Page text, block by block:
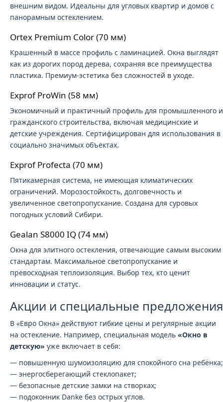
внешним видом. Идеальны для угловых квартир и домов с
панорамным остеклением.
Ortex Premium Color (70 мм)
Крашенный в массе профиль с ламинацией. Окна выглядят
как из дорогих пород дерева, сохраняя все преимущества
пластика. Премиум-эстетика без сложностей в уходе.
Exprof ProWin (58 мм)
Экономичный и практичный профиль для промышленного и
гражданского строительства, включая медицинские и
детские учреждения. Сертифицирован для использования в
социально значимых объектах.
Exprof Profecta (70 мм)
Пятикамерная система, не имеющая климатических
ограничений. Морозостойкость, долговечность и
увеличенное светопропускание. Создана для суровых
погодных условий Сибири.
Gealan S8000 IQ (74 мм)
Окна для элитного остекления, отвечающие самым высоким
стандартам. Максимальное светопропускание и
превосходная теплоизоляция. Выбор тех, кто ценит
инновации и статус.
Акции и специальные предложения
В «Евро Окна» действуют гибкие цены и регулярные акции
на остекление. Например, специальная модель «Окно в
детскую» уже включает в себя:
— повышенную шумоизоляцию для спокойного сна ребёнка;
— энергосберегающий стеклопакет;
— безопасные детские замки на створках;
— подоконник Danke без острых углов.